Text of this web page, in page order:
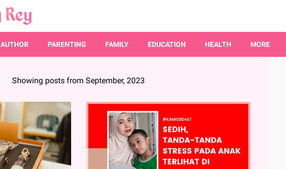
AUTHOR PARENTING FAMILY EDUCATION HEALTH MORE
Showing posts from September, 2023